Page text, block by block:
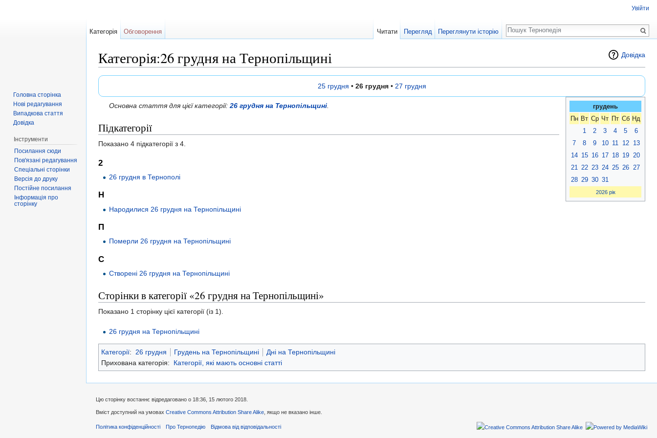
Довідка
Категорія:26 грудня на Тернопільщині
25 грудня • 26 грудня• 27 грудня
грудень
Пн Вт Ср Чт Пт Сб Нд
1
2 3 4 5
6
7
8 9 10 11 12
13
14 15 16 17 18 19 20
21 22 23 24 25 26 27
28 29 30 31
2026 рік
Основна стаття для цієї категорії:26 грудня на Тернопільщині.
Підкатегорії
Показано 4 підкатегорії з 4.
2
26 грудня в Тернополі
Н
Народилися 26 грудня на Тернопільщині
П
Померли 26 грудня на Тернопільщині
С
Створені 26 грудня на Тернопільщині
Сторінки в категорії «26 грудня на Тернопільщині»
Показано 1 сторінку цієї категорії (із 1).
26 грудня на Тернопільщині
Категорії: 26 грудня Грудень на Тернопільщині
Дні на Тернопільщині
Прихована категорія:
Категорії, які мають основні статті
Увійти
Категорія Обговорення Читати Перегляд Переглянути історію
Пошук
Головна сторінка
Нові редагування
Випадкова стаття
Довідка
Інструменти
Посилання сюди
Пов'язані редагування
Спеціальні сторінки
Версія до друку
Постійне посилання
Інформація про
сторінку
Цю сторінку востаннє відредаговано о 18:36, 15 лютого 2018.
Вміст доступний на умовах Creative Commons Attribution Share Alike , якщо не вказано інше.
Політика конфіденційності Про Тернопедію Відмова від відповідальності